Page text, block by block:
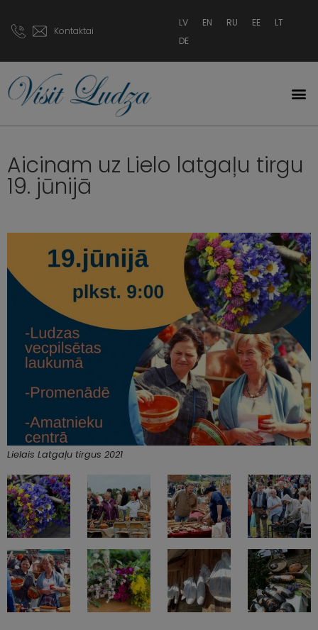
Kontaktai
LV EN RU EE
LT
DE
Aicinam uz Lielo latgaļu tirgu
19. jūnijā
Lielais Latgaļu tirgus 2021